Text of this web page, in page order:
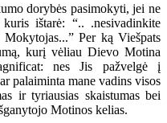
dorybės pasimokyti, jei ne
ištarė: “.. .nesivadinkite
Per ką Viešpats
kurį vėliau Dievo Motina
nes Jis pažvelgė į
palaiminta mane vadins visos
ir tyriausias skaistumas bei
Motinos kelias.